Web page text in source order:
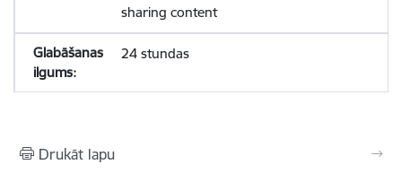
sharing content
24 stundas
Drukāt lapu